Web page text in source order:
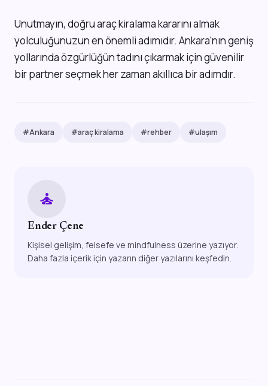
Unutmayın, doğru araç kiralama kararını almak
yolculuğunuzun en önemli adımıdır. Ankara'nın geniş
yollarında özgürlüğün tadını çıkarmak için güvenilir
bir partner seçmek her zaman akıllıca bir adımdır.
#Ankara #araç kiralama #rehber #ulaşım
self_improvement
Ender Çene
Kişisel gelişim, felsefe ve mindfulness üzerine yazıyor.
Daha fazla içerik için yazarın diğer yazılarını keşfedin.